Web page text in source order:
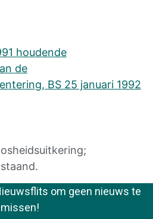
houdende
de
BS 25 januari 1992
om geen nieuws te
missen!